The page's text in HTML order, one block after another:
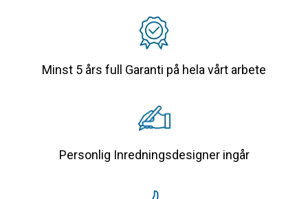
Minst 5 års full Garanti på hela vårt arbete
Personlig Inredningsdesigner ingår